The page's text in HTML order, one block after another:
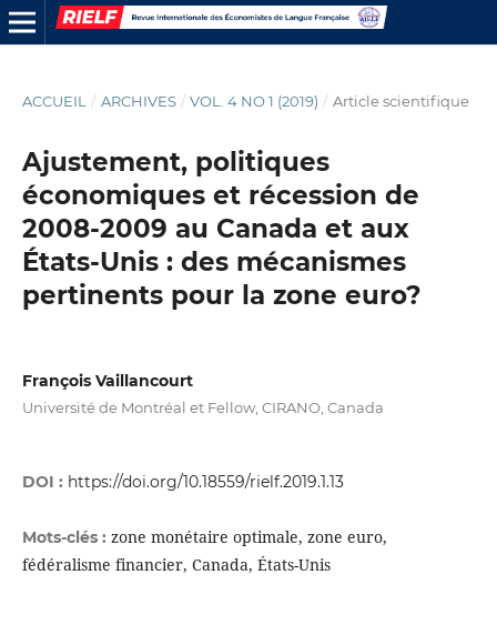
ACCUEIL / ARCHIVES / VOL. 4 NO 1 (2019) / Article scientifique
Ajustement, politiques
économiques et récession de
2008-2009 au Canada et aux
États-Unis : des mécanismes
pertinents pour la zone euro?
François Vaillancourt
Université de Montréal et Fellow, CIRANO, Canada
DOI : https://doi.org/10.18559/rielf.2019.1.13
Mots-clés : zone monétaire optimale, zone euro,
fédéralisme financier, Canada, États-Unis